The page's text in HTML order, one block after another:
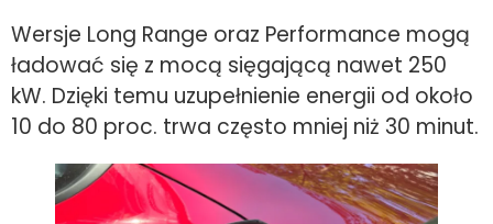
Wersje Long Range oraz Performance mogą
ładować się z mocą sięgającą nawet 250
kW. Dzięki temu uzupełnienie energii od około
10 do 80 proc. trwa często mniej niż 30 minut.